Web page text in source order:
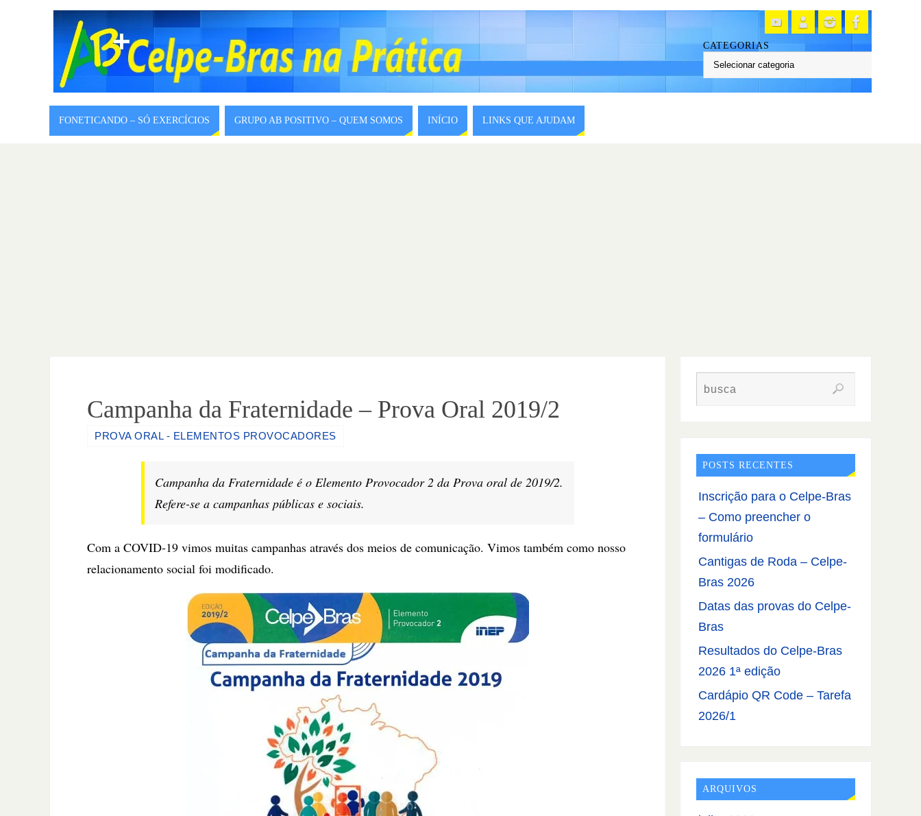
CATEGORIAS
FONETICANDO – SÓ EXERCÍCIOS GRUPO AB POSITIVO – QUEM SOMOS INÍCIO LINKS QUE AJUDAM
Campanha da Fraternidade – Prova Oral 2019/2
PROVA ORAL - ELEMENTOS PROVOCADORES
Campanha da Fraternidade é o Elemento Provocador 2 da Prova oral de 2019/2.
Refere-se a campanhas públicas e sociais.
Com a COVID-19 vimos muitas campanhas através dos meios de comunicação. Vimos também como nosso
relacionamento social foi modificado.
POSTS RECENTES
Inscrição para o Celpe-Bras
– Como preencher o
formulário
Cantigas de Roda – Celpe-
Bras 2026
Datas das provas do Celpe-
Bras
Resultados do Celpe-Bras
2026 1ª edição
Cardápio QR Code – Tarefa
2026/1
ARQUIVOS